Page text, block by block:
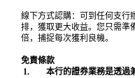
線下方式認購：可到任何支行
排，獲取更大收益。您只需準
倍，捕捉每次獲利良機。
免責條款
1.
本行的證券業務是透過